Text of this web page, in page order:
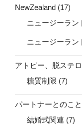
NewZealand (17)
ニュージーラン
ニュージーラン
アトピー、脱ステ
糖質制限 (7)
パートナーとのこと
結婚式関連 (7)